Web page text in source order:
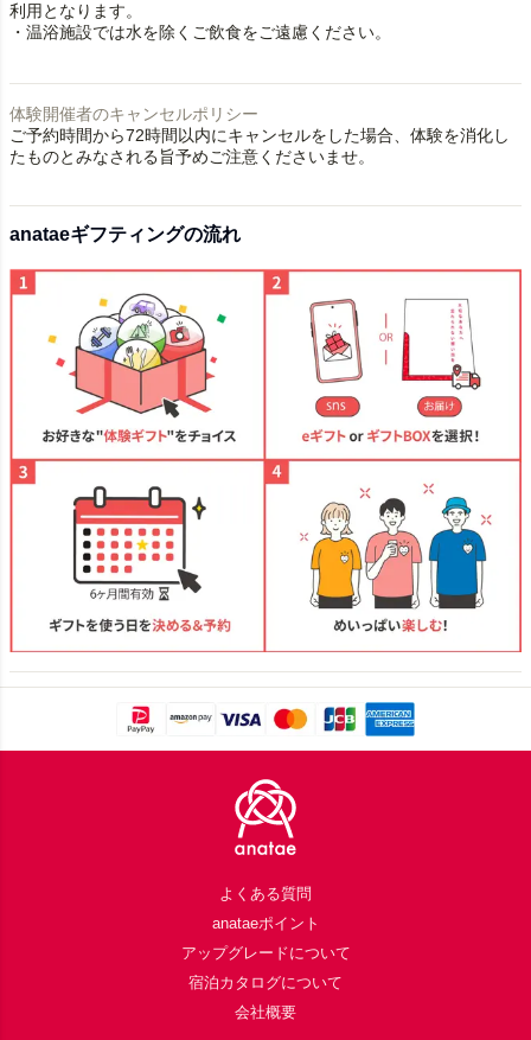
利用となります。
・温浴施設では水を除くご飲食をご遠慮ください。
体験開催者のキャンセルポリシー
ご予約時間から72時間以内にキャンセルをした場合、体験を消化し
たものとみなされる旨予めご注意くださいませ。
anataeギフティングの流れ
よくある質問
anataeポイント
アップグレードについて
宿泊カタログについて
会社概要